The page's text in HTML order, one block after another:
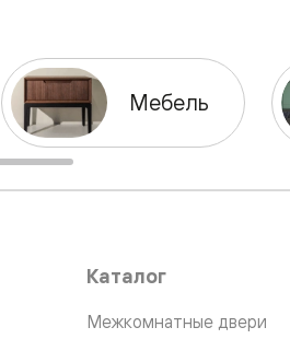
Мебель
Каталог
Межкомнатные двери